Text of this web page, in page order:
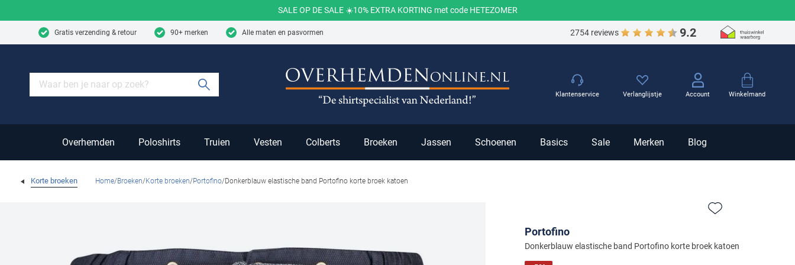
SALE OP DE SALE ☀️10% EXTRA KORTING met code HETEZOMER
Gratis verzending & retour 90+ merken Alle maten en pasvormen 2754 reviews 9.2
Winkelmand
Overhemden Poloshirts Truien Vesten Colberts Broeken Jassen Schoenen Basics Sale Merken Blog
Klantenservice Verlanglijstje Account
Korte broeken Home Broeken Korte broeken Portofino Donkerblauw elastische band Portofino korte broek katoen
Portofino
Donkerblauw elastische band Portofino korte broek katoen
Zet bij favorieten